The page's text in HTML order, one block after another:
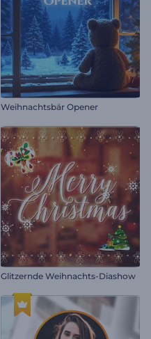
Weihnachtsbär Opener
Glitzernde Weihnachts-Diashow